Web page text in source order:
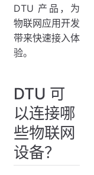
DTU 产品，为
物联网应用开发
带来快速接入体
验。
DTU 可
以连接哪
些物联网
设备？